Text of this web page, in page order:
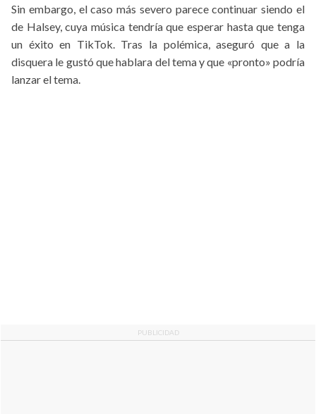
Sin embargo, el caso más severo parece continuar siendo el
de Halsey, cuya música tendría que esperar hasta que tenga
un éxito en TikTok. Tras la polémica, aseguró que a la
disquera le gustó que hablara del tema y que «pronto» podría
lanzar el tema.
PUBLICIDAD